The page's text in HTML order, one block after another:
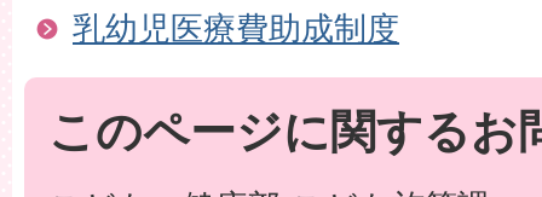
乳幼児医療費助成制度
このページに関するお